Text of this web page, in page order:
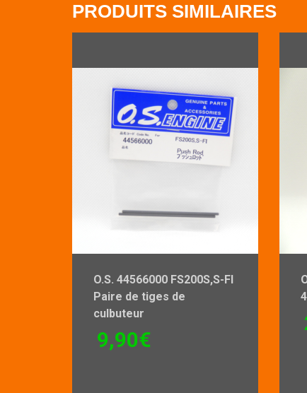
PRODUITS SIMILAIRES
O.S. 44566000 FS200S,S-Fl
Paire de tiges de
culbuteur
9,90€